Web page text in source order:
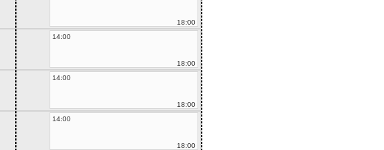
18:00
14:00
18:00
14:00
18:00
14:00
18:00